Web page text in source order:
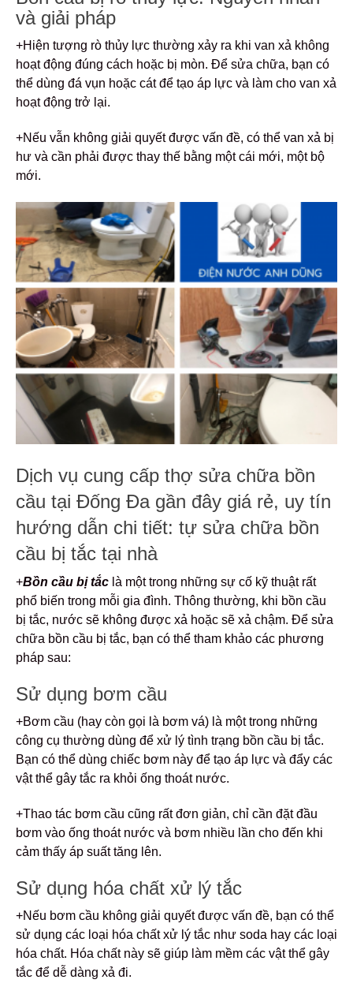
và giải pháp
+Hiện tượng rò thủy lực thường xảy ra khi van xả không
hoạt động đúng cách hoặc bị mòn. Để sửa chữa, bạn có
thể dùng đá vụn hoặc cát để tạo áp lực và làm cho van xả
hoạt động trở lại.
+Nếu vẫn không giải quyết được vấn đề, có thể van xả bị
hư và cần phải được thay thế bằng một cái mới, một bộ
mới.
Dịch vụ cung cấp thợ sửa chữa bồn
cầu tại Đống Đa gần đây giá rẻ, uy tín
hướng dẫn chi tiết: tự sửa chữa bồn
cầu bị tắc tại nhà
+Bồn cầu bị tắc là một trong những sự cố kỹ thuật rất
phổ biến trong mỗi gia đình. Thông thường, khi bồn cầu
bị tắc, nước sẽ không được xả hoặc sẽ xả chậm. Để sửa
chữa bồn cầu bị tắc, bạn có thể tham khảo các phương
pháp sau:
Sử dụng bơm cầu
+Bơm cầu (hay còn gọi là bơm vá) là một trong những
công cụ thường dùng để xử lý tình trạng bồn cầu bị tắc.
Bạn có thể dùng chiếc bơm này để tạo áp lực và đẩy các
vật thể gây tắc ra khỏi ống thoát nước.
+Thao tác bơm cầu cũng rất đơn giản, chỉ cần đặt đầu
bơm vào ống thoát nước và bơm nhiều lần cho đến khi
cảm thấy áp suất tăng lên.
Sử dụng hóa chất xử lý tắc
+Nếu bơm cầu không giải quyết được vấn đề, bạn có thể
sử dụng các loại hóa chất xử lý tắc như soda hay các loại
hóa chất. Hóa chất này sẽ giúp làm mềm các vật thể gây
tắc để dễ dàng xả đi.